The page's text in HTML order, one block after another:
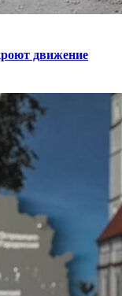
движение